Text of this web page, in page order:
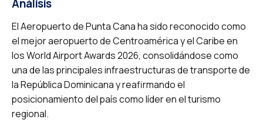
Análisis
El Aeropuerto de Punta Cana ha sido reconocido como
el mejor aeropuerto de Centroamérica y el Caribe en
los World Airport Awards 2026, consolidándose como
una de las principales infraestructuras de transporte de
la República Dominicana y reafirmando el
posicionamiento del país como líder en el turismo
regional.